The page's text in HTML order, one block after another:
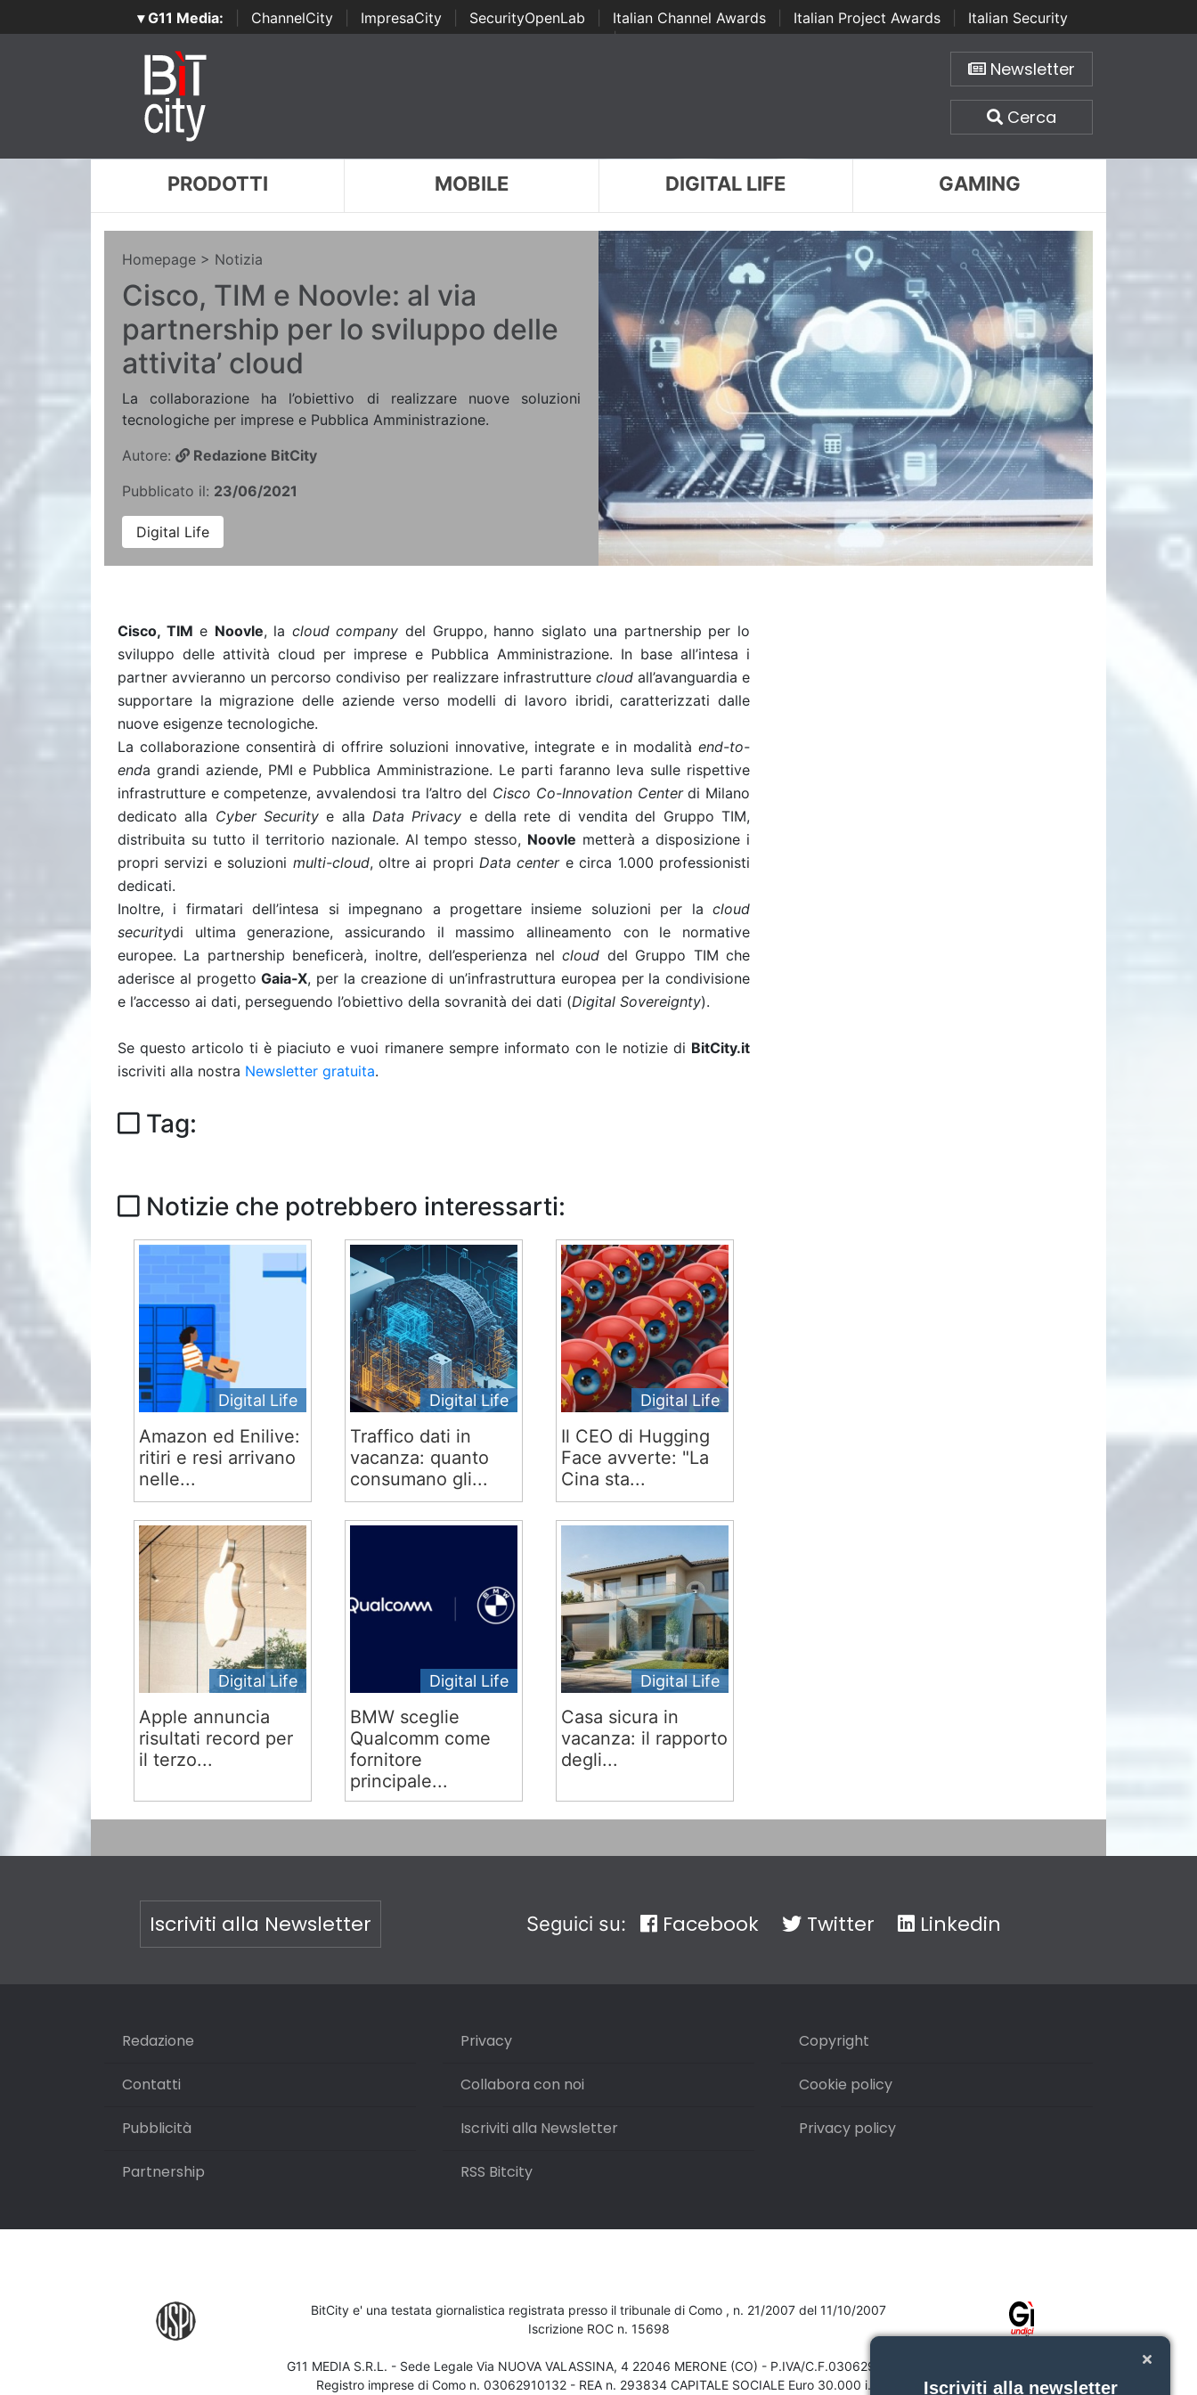
▾ G11 Media: ChannelCity ImpresaCity SecurityOpenLab Italian Channel Awards Italian Project Awards
Italian Security
Awards | ...
Newsletter
Cerca
PRODOTTI MOBILE DIGITAL LIFE GAMING
Homepage > Notizia
Cisco, TIM e Noovle: al via
partnership per lo sviluppo delle
attivita’ cloud
La collaborazione ha l’obiettivo di realizzare nuove soluzioni
tecnologiche per imprese e Pubblica Amministrazione.
Autore:
Redazione BitCity
Pubblicato il: 23/06/2021
Digital Life
Cisco, TIM e Noovle, la cloud company del Gruppo, hanno siglato una partnership per lo
sviluppo delle attività cloud per imprese e Pubblica Amministrazione. In base all’intesa i
partner avvieranno un percorso condiviso per realizzare infrastrutture cloudall’avanguardia e
supportare la migrazione delle aziende verso modelli di lavoro ibridi, caratterizzati dalle
nuove esigenze tecnologiche.
La collaborazione consentirà di offrire soluzioni innovative, integrate e in modalità end-to-
enda grandi aziende, PMI e Pubblica Amministrazione. Le parti faranno leva sulle rispettive
infrastrutture e competenze, avvalendosi tra l’altro del Cisco Co-Innovation Centerdi Milano
dedicato alla Cyber Security e allaData Privacy e della rete di vendita del Gruppo TIM,
distribuita su tutto il territorio nazionale. Al tempo stesso, Noovle metterà a disposizione i
propri servizi e soluzioni multi-cloud, oltre ai propriData centere circa 1.000 professionisti
dedicati.
Inoltre, i firmatari dell’intesa si impegnano a progettare insieme soluzioni per la cloud
securitydi ultima generazione, assicurando il massimo allineamento con le normative
europee. La partnership beneficerà, inoltre, dell’esperienza nelcloud del Gruppo TIM che
aderisce al progettoGaia-X, per la creazione di un’infrastruttura europea per la condivisione
e l’accesso ai dati, perseguendo l’obiettivo della sovranità dei dati (Digital Sovereignty).
Se questo articolo ti è piaciuto e vuoi rimanere sempre informato con le notizie di BitCity.it
iscriviti alla nostra Newsletter gratuita.
Tag:
Notizie che potrebbero interessarti:
Digital Life
Amazon ed Enilive:
ritiri e resi arrivano
nelle...
Digital Life
Traffico dati in
vacanza: quanto
consumano gli...
Digital Life
Il CEO di Hugging
Face avverte: "La
Cina sta...
Digital Life
Apple annuncia
risultati record per
il terzo...
Digital Life
BMW sceglie
Qualcomm come
fornitore
principale...
Digital Life
Casa sicura in
vacanza: il rapporto
degli...
Iscriviti alla Newsletter Seguici su: Facebook Twitter Linkedin
Redazione
Contatti
Pubblicità
Partnership
Privacy
Collabora con noi
Iscriviti alla Newsletter
RSS Bitcity
Copyright
Cookie policy
Privacy policy
BitCity e' una testata giornalistica registrata presso il tribunale di Como , n. 21/2007 del 11/10/2007
Iscrizione ROC n. 15698
G11 MEDIA S.R.L. - Sede Legale Via NUOVA VALASSINA, 4 22046 MERONE (CO) - P.IVA/C.F.03062910132
Registro imprese di Como n. 03062910132 - REA n. 293834 CAPITALE SOCIALE Euro 30.000 i.v.
Iscriviti alla newsletter